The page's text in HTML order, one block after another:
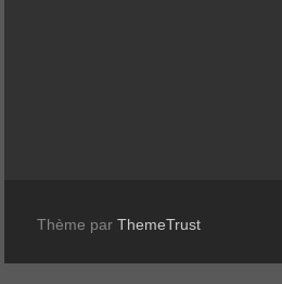
Thème par ThemeTrust